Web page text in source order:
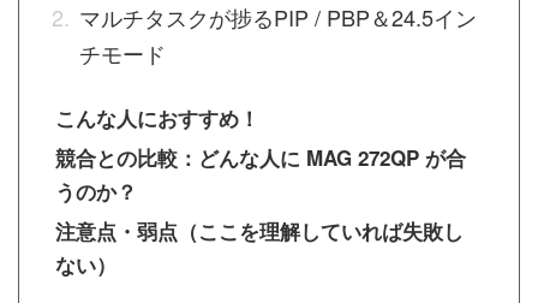
マルチタスクが捗るPIP / PBP＆24.5イン
チモード
こんな人におすすめ！
競合との比較：どんな人に MAG 272QP が合
うのか？
注意点・弱点（ここを理解していれば失敗し
ない）